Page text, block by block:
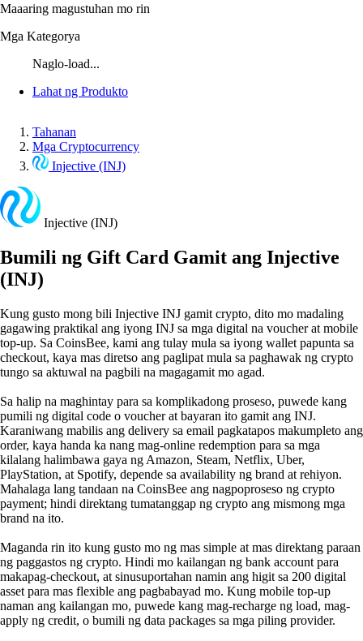
Maaaring magustuhan mo rin
Mga Kategorya
Naglo-load...
Lahat ng Produkto
Tahanan
Mga Cryptocurrency
Injective (INJ)
Injective (INJ)
Bumili ng Gift Card Gamit ang Injective
(INJ)
Kung gusto mong bili Injective INJ gamit crypto, dito mo madaling
gagawing praktikal ang iyong INJ sa mga digital na voucher at mobile
top-up. Sa CoinsBee, kami ang tulay mula sa iyong wallet papunta sa
checkout, kaya mas diretso ang paglipat mula sa paghawak ng crypto
tungo sa aktuwal na pagbili na magagamit mo agad.
Sa halip na maghintay para sa komplikadong proseso, puwede kang
pumili ng digital code o voucher at bayaran ito gamit ang INJ.
Karaniwang mabilis ang delivery sa email pagkatapos makumpleto ang
order, kaya handa ka nang mag-online redemption para sa mga
kilalang halimbawa gaya ng Amazon, Steam, Netflix, Uber,
PlayStation, at Spotify, depende sa availability ng brand at rehiyon.
Mahalaga lang tandaan na CoinsBee ang nagpoproseso ng crypto
payment; hindi direktang tumatanggap ng crypto ang mismong mga
brand na ito.
Maganda rin ito kung gusto mo ng mas simple at mas direktang paraan
ng paggastos ng crypto. Hindi mo kailangan ng bank account para
makapag-checkout, at sinusuportahan namin ang higit sa 200 digital
asset para mas flexible ang pagbabayad mo. Kung mobile top-up
naman ang kailangan mo, puwede kang mag-recharge ng load, mag-
apply ng credit, o bumili ng data packages sa mga piling provider.